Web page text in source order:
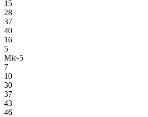
15
28
37
40
16
5
Mie-5
7
10
30
37
43
46